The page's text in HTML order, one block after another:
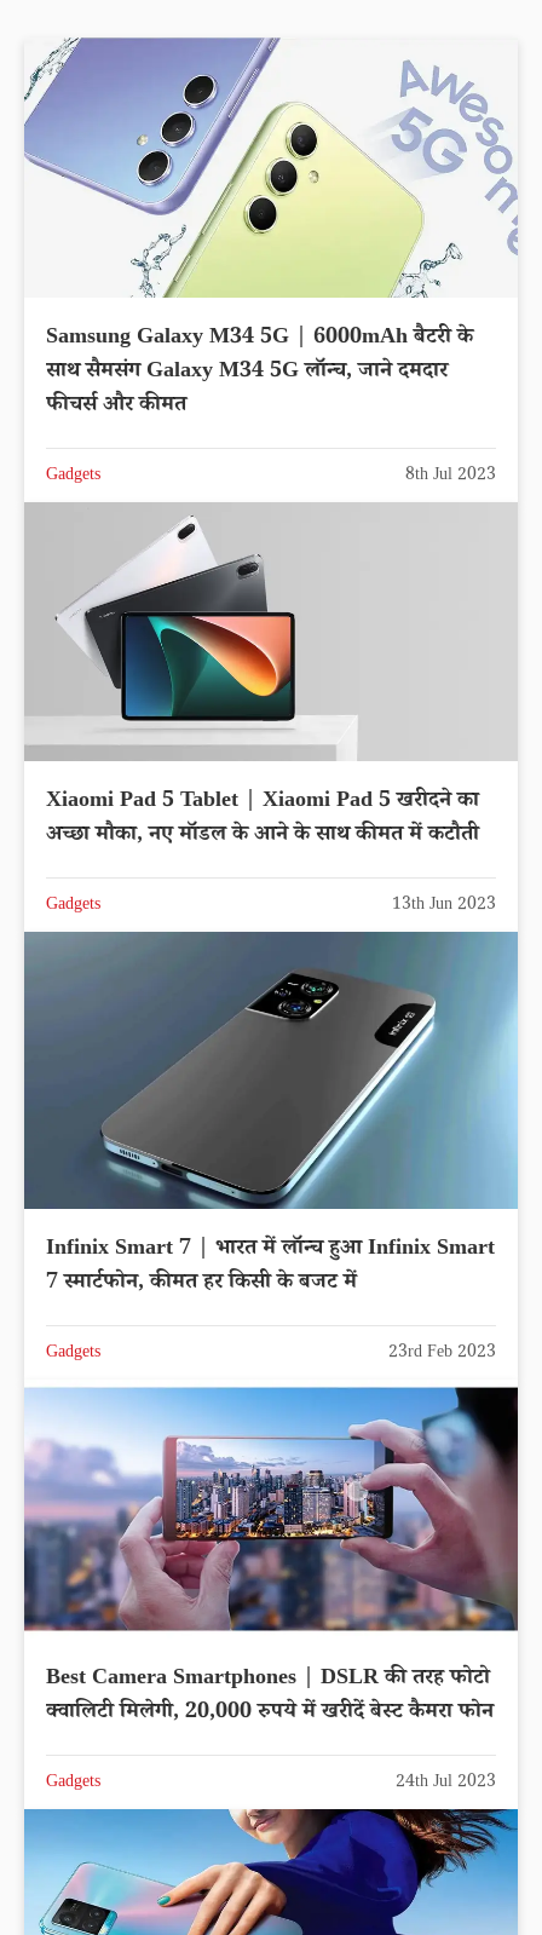
Samsung Galaxy M34 5G | 6000mAh बैटरी के
साथ सैमसंग Galaxy M34 5G लॉन्च, जाने दमदार
फीचर्स और कीमत
Gadgets 8th Jul 2023
Xiaomi Pad 5 Tablet | Xiaomi Pad 5 खरीदने का
अच्छा मौका, नए मॉडल के आने के साथ कीमत में कटौती
Gadgets 13th Jun 2023
Infinix Smart 7 | भारत में लॉन्च हुआ Infinix Smart
7 स्मार्टफोन, कीमत हर किसी के बजट में
Gadgets 23rd Feb 2023
Best Camera Smartphones | DSLR की तरह फोटो
क्वालिटी मिलेगी, 20,000 रुपये में खरीदें बेस्ट कैमरा फोन
Gadgets 24th Jul 2023